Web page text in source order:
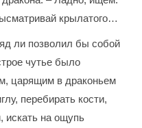
крылатого…
ли позволил бы собой
чутье было
царящим в драконьем
перебирать кости,
искать на ощупь